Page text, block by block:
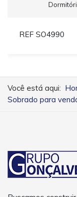
REF SO4990
Você está aqui:
Sobrado para